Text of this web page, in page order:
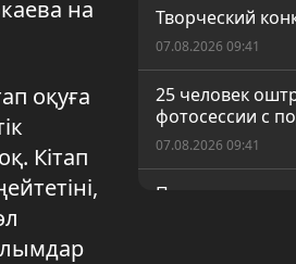
на
оқуға
Кітап
Творческий
07.08.2026 09:41
25 человек
фотосессии с
07.08.2026 09:41
Пресечена